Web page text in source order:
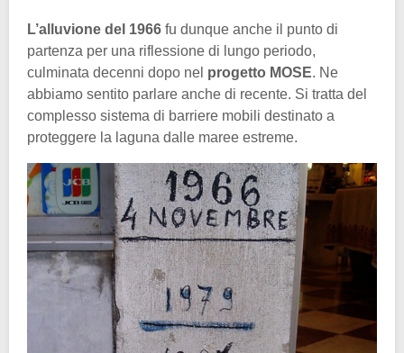
L’alluvione del 1966 fu dunque anche il punto di
partenza per una riflessione di lungo periodo,
culminata decenni dopo nel progetto MOSE. Ne
abbiamo sentito parlare anche di recente. Si tratta del
complesso sistema di barriere mobili destinato a
proteggere la laguna dalle maree estreme.